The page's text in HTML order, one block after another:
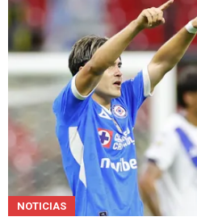
NOTICIAS